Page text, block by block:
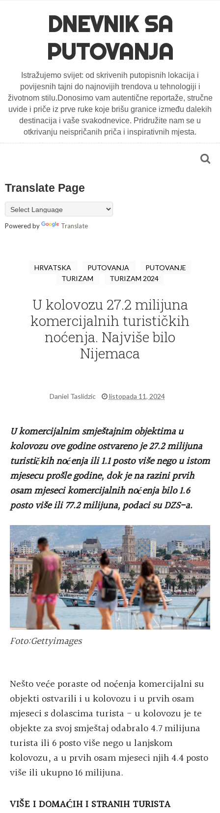
DNEVNIK SA
PUTOVANJA
Istražujemo svijet: od skrivenih putopisnih lokacija i
povijesnih tajni do najnovijih trendova u tehnologiji i
životnom stilu.Donosimo vam autentične reportaže, stručne
uvide i priče iz prve ruke koje brišu granice između dalekih
destinacija i vaše svakodnevice. Pridružite nam se u
otkrivanju neispričanih priča i inspirativnih mjesta.
Translate Page
Powered by Translate
HRVATSKA PUTOVANJA
PUTOVANJE
TURIZAM
TURIZAM 2024
U kolovozu 27.2 milijuna
komercijalnih turističkih
noćenja. Najviše bilo
Nijemaca
Daniel Taslidzic listopada 11, 2024
U komercijalnim smještajnim objektima u
kolovozu ove godine ostvareno je 27.2 milijuna
turističkih noćenja ili 1.1 posto više nego u istom
mjesecu prošle godine, dok je na razini prvih
osam mjeseci komercijalnih noćenja bilo 1.6
posto više ili 77.2 milijuna, podaci su DZS-a.
Foto:Gettyimages
Nešto veće poraste od noćenja komercijalni su
objekti ostvarili i u kolovozu i u prvih osam
mjeseci s dolascima turista - u kolovozu je te
objekte za svoj smještaj odabralo 4.7 milijuna
turista ili 6 posto više nego u lanjskom
kolovozu, a u prvih osam mjeseci njih 4.4 posto
više ili ukupno 16 milijuna.
VIŠE I DOMAĆIH I STRANIH TURISTA